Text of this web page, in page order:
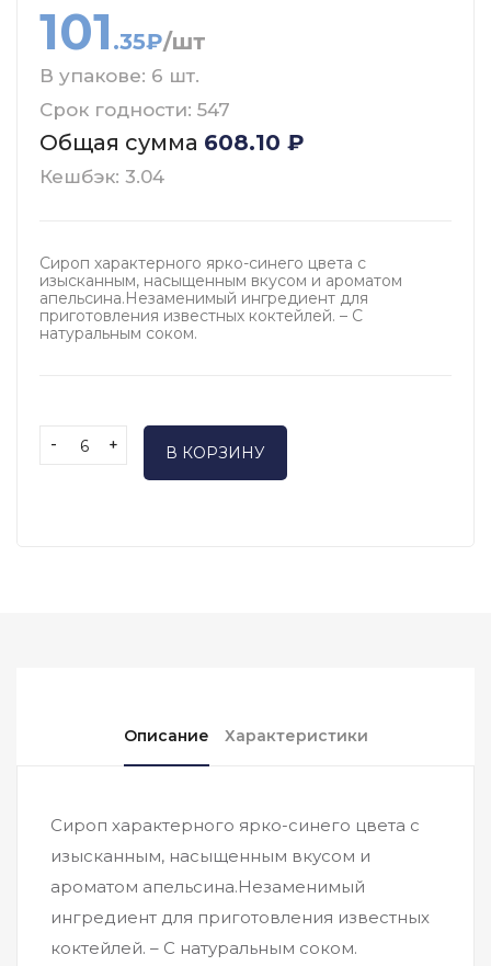
101 .35₽/шт
В упакове: 6 шт.
Срок годности: 547
Общая сумма 608.10 ₽
Кешбэк: 3.04
Сироп характерного ярко-синего цвета с
изысканным, насыщенным вкусом и ароматом
апельсина.Незаменимый ингредиент для
приготовления известных коктейлей. – С
натуральным соком.
- + В КОРЗИНУ
Описание Характеристики
Сироп характерного ярко-синего цвета с
изысканным, насыщенным вкусом и
ароматом апельсина.Незаменимый
ингредиент для приготовления известных
коктейлей. – С натуральным соком.